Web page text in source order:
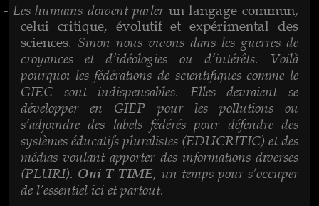
- Les humains doivent parler un langage commun,
celui critique, évolutif et expérimental des
sciences. Sinon nous vivons dans les guerres de
croyances et d’idéologies ou d’intérêts. Voilà
pourquoi les fédérations de scientifiques comme le
GIEC sont indispensables. Elles devraient se
développer en GIEP pour les pollutions ou
s’adjoindre des labels fédérés pour défendre des
systèmes éducatifs pluralistes (EDUCRITIC) et des
médias voulant apporter des informations diverses
(PLURI). Oui T TIME, un temps pour s’occuper
de l’essentiel ici et partout.